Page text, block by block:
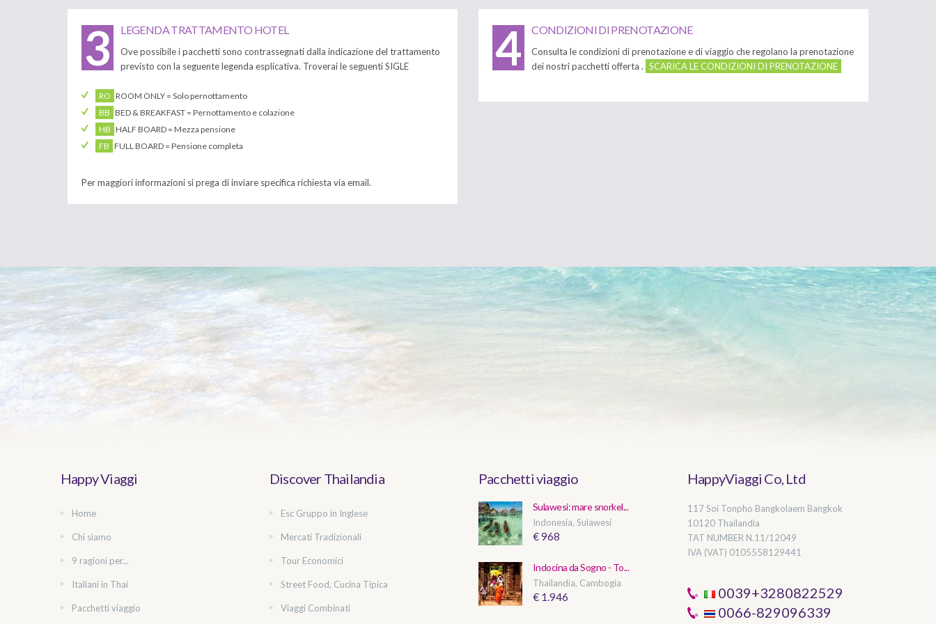
3 LEGENDA TRATTAMENTO HOTEL
Ove possibile i pacchetti sono contrassegnati dalla indicazione del trattamento
previsto con la seguente legenda esplicativa. Troverai le seguenti SIGLE
RO ROOM ONLY = Solo pernottamento
BB BED & BREAKFAST = Pernottamento e colazione
HB HALF BOARD = Mezza pensione
FB FULL BOARD = Pensione completa
Per maggiori informazioni si prega di inviare specifica richiesta via email.
4 CONDIZIONI DI PRENOTAZIONE
Consulta le condizioni di prenotazione e di viaggio che regolano la prenotazione
dei nostri pacchetti offerta . SCARICA LE CONDIZIONI DI PRENOTAZIONE
Happy Viaggi
Home
Chi siamo
9 ragioni per...
Italiani in Thai
Pacchetti viaggio
Discover Thailandia
Esc Gruppo in Inglese
Mercati Tradizionali
Tour Economici
Street Food, Cucina Tipica
Viaggi Combinati
Pacchetti viaggio
Sulawesi: mare snorkel...
Indonesia, Sulawesi
€ 968
Indocina da Sogno - To...
Thailandia, Cambogia
€ 1.946
HappyViaggi Co, Ltd
117 Soi Tonpho Bangkolaem Bangkok
10120 Thailandia
TAT NUMBER N.11/12049
IVA (VAT) 0105558129441
0039+3280822529
0066-829096339